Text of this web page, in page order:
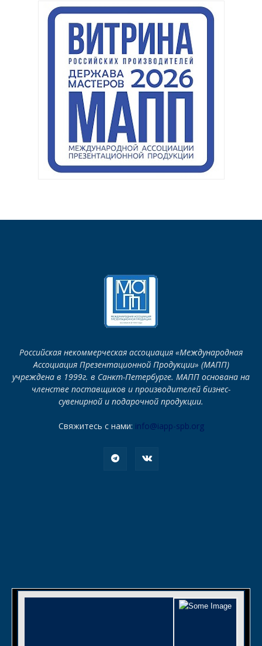
Российская некоммерческая ассоциация «Международная
Ассоциация Презентационной Продукции» (МАПП)
учреждена в 1999г. в Санкт-Петербурге. МАПП основана на
членстве поставщиков и производителей бизнес-
сувенирной и подарочной продукции.
Свяжитесь с нами: info@iapp-spb.org